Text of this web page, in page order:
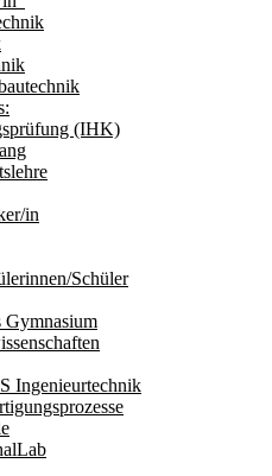
(IHK)
in
Schüler
Gymnasium
Ingenieurtechnik